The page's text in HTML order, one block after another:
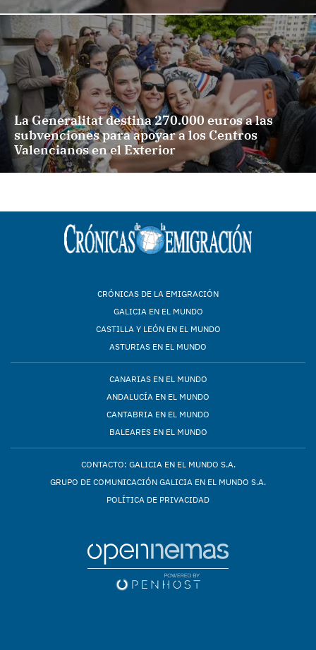
La Generalitat destina 270.000 euros a las
subvenciones para apoyar a los Centros
Valencianos en el Exterior
CRÓNICAS DE LA EMIGRACIÓN
GALICIA EN EL MUNDO
CASTILLA Y LEÓN EN EL MUNDO
ASTURIAS EN EL MUNDO
CANARIAS EN EL MUNDO
ANDALUCÍA EN EL MUNDO
CANTABRIA EN EL MUNDO
BALEARES EN EL MUNDO
CONTACTO: GALICIA EN EL MUNDO S.A.
GRUPO DE COMUNICACIÓN GALICIA EN EL MUNDO S.A.
POLÍTICA DE PRIVACIDAD